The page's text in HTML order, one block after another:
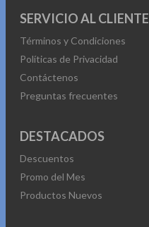
SERVICIO AL CLIENTE
Términos y Condiciones
Políticas de Privacidad
Contáctenos
Preguntas frecuentes
DESTACADOS
Descuentos
Promo del Mes
Productos Nuevos